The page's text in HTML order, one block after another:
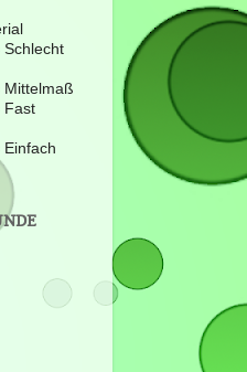
Schlecht
Mittelmaß
Fast